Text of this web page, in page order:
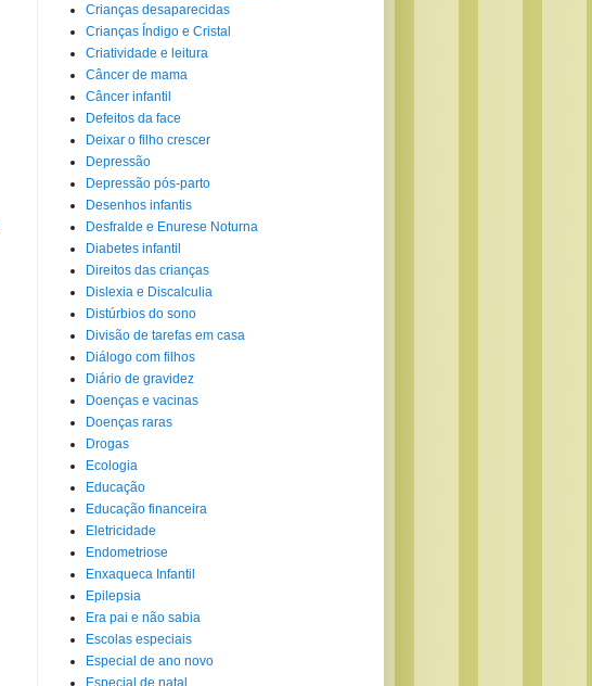
Crianças desaparecidas
Crianças Índigo e Cristal
Criatividade e leitura
Câncer de mama
Câncer infantil
Defeitos da face
Deixar o filho crescer
Depressão
Depressão pós-parto
Desenhos infantis
Desfralde e Enurese Noturna
Diabetes infantil
Direitos das crianças
Dislexia e Discalculia
Distúrbios do sono
Divisão de tarefas em casa
Diálogo com filhos
Diário de gravidez
Doenças e vacinas
Doenças raras
Drogas
Ecologia
Educação
Educação financeira
Eletricidade
Endometriose
Enxaqueca Infantil
Epilepsia
Era pai e não sabia
Escolas especiais
Especial de ano novo
Especial de natal